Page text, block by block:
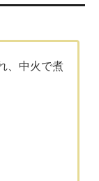
、中火で煮